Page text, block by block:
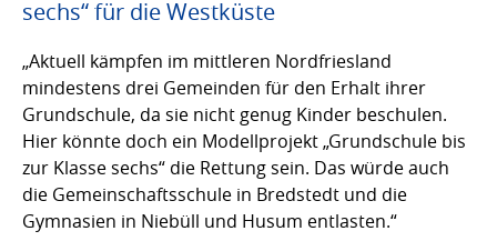
sechs“ für die Westküste
„Aktuell kämpfen im mittleren Nordfriesland
mindestens drei Gemeinden für den Erhalt ihrer
Grundschule, da sie nicht genug Kinder beschulen.
Hier könnte doch ein Modellprojekt „Grundschule bis
zur Klasse sechs“ die Rettung sein. Das würde auch
die Gemeinschaftsschule in Bredstedt und die
Gymnasien in Niebüll und Husum entlasten.“